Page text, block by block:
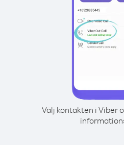
Välj kontakten i Viber